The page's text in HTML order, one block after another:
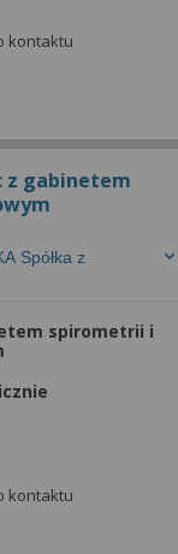
kontaktu
z gabinetem
Spółka z
spirometrii i
kontaktu